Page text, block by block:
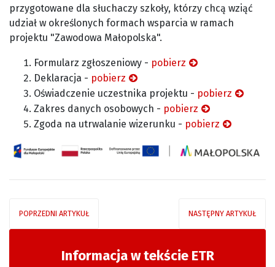
przygotowane dla słuchaczy szkoły, którzy chcą wziąć
udział w określonych formach wsparcia w ramach
projektu "Zawodowa Małopolska".
Formularz zgłoszeniowy - pobierz
Deklaracja - pobierz
Oświadczenie uczestnika projektu - pobierz
Zakres danych osobowych - pobierz
Zgoda na utrwalanie wizerunku - pobierz
POPRZEDNI ARTYKUŁ NASTĘPNY ARTYKUŁ
Informacja w tekście ETR